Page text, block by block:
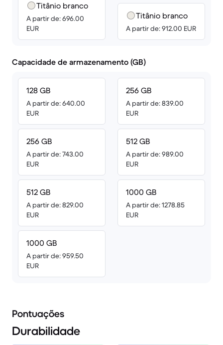
Titânio branco
A partir de: 696.00
EUR
Titânio branco
A partir de: 912.00 EUR
Capacidade de armazenamento (GB)
128 GB
A partir de: 640.00
EUR
256 GB
A partir de: 743.00
EUR
512 GB
A partir de: 829.00
EUR
1000 GB
A partir de: 959.50
EUR
256 GB
A partir de: 839.00
EUR
512 GB
A partir de: 989.00
EUR
1000 GB
A partir de: 1278.85
EUR
Pontuações
Durabilidade